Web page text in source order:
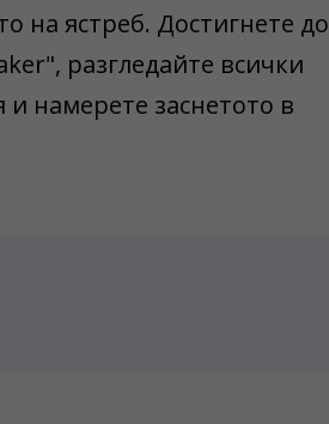
на ястреб. Достигнете до
разгледайте всички
намерете заснетото в